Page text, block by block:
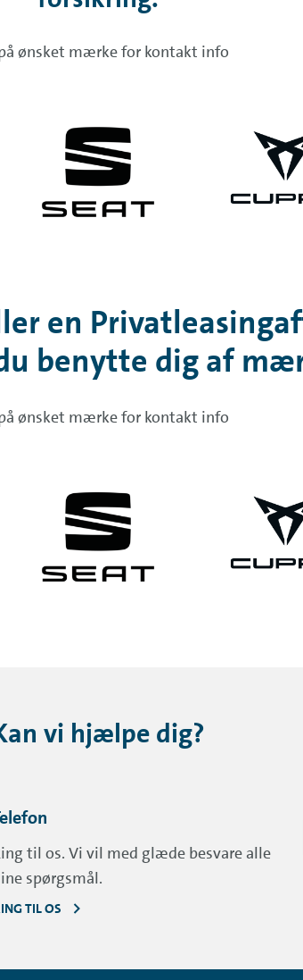
ønsket mærke for kontakt info
en
benytte dig af
ønsket mærke for kontakt info
vi hjælpe dig?
til os. Vi vil med glæde besvare alle
spørgsmål.
TIL OS